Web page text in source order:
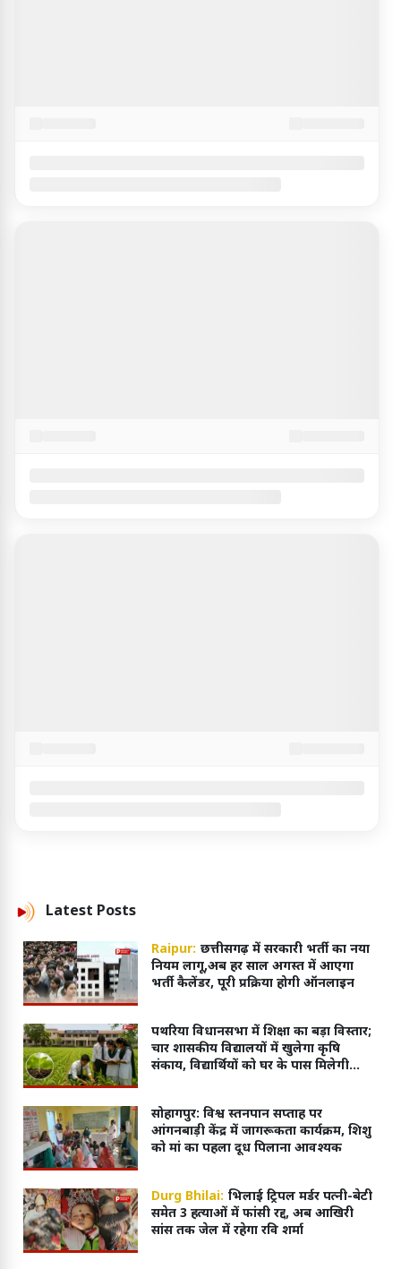
Latest Posts
Raipur: छत्तीसगढ़ में सरकारी भर्ती का नया
नियम लागू,अब हर साल अगस्त में आएगा
भर्ती कैलेंडर, पूरी प्रक्रिया होगी ऑनलाइन
पथरिया विधानसभा में शिक्षा का बड़ा विस्तार;
चार शासकीय विद्यालयों में खुलेगा कृषि
संकाय, विद्यार्थियों को घर के पास मिलेगी
सोहागपुर: विश्व स्तनपान सप्ताह पर
आंगनबाड़ी केंद्र में जागरूकता कार्यक्रम, शिशु
को मां का पहला दूध पिलाना आवश्यक
Durg Bhilai: भिलाई ट्रिपल मर्डर पत्नी-बेटी
समेत 3 हत्याओं में फांसी रद्द, अब आखिरी
सांस तक जेल में रहेगा रवि शर्मा